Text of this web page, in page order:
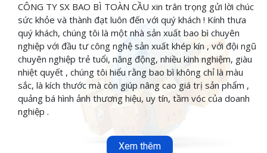
CÔNG TY SX BAO BÌ TOÀN CẦU xin trân trọng gửi lời chúc
sức khỏe và thành đạt luôn đến với quý khách ! Kính thưa
quý khách, chúng tôi là một nhà sản xuất bao bì chuyên
nghiệp với đầu tư công nghệ sản xuất khép kín , với đội ngũ
chuyên nghiệp trẻ tuổi, năng động, nhiều kinh nghiệm, giàu
nhiệt quyết , chúng tôi hiểu rằng bao bì không chỉ là màu
sắc, là kích thước mà còn giúp nâng cao giá trị sản phẩm ,
quảng bá hình ảnh thương hiệu, uy tín, tầm vóc của doanh
nghiệp .
Xem thêm